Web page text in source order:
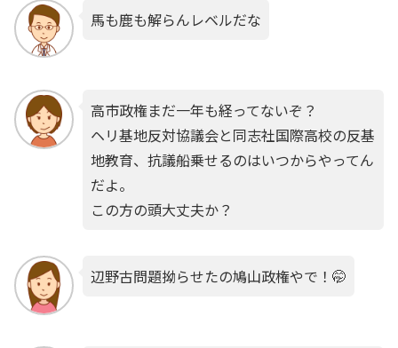
馬も鹿も解らんレベルだな
高市政権まだ一年も経ってないぞ？
ヘリ基地反対協議会と同志社国際高校の反基
地教育、抗議船乗せるのはいつからやってん
だよ。
この方の頭大丈夫か？
辺野古問題拗らせたの鳩山政権やで！🤭